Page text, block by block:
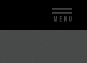
MENU